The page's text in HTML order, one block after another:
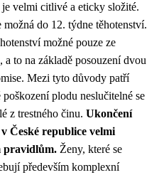
velmi citlivé a eticky složité.
do 12. týdne těhotenství.
možné pouze ze
to na základě posouzení dvou
Mezi tyto důvody patří
plodu neslučitelné se
z trestného činu. Ukončení
České republice velmi
pravidlům. Ženy, které se
především komplexní